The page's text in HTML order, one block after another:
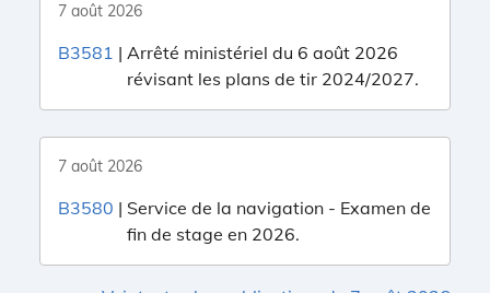
7 août 2026
B3581 | Arrêté ministériel du 6 août 2026
révisant les plans de tir 2024/2027.
7 août 2026
B3580 | Service de la navigation - Examen de
fin de stage en 2026.